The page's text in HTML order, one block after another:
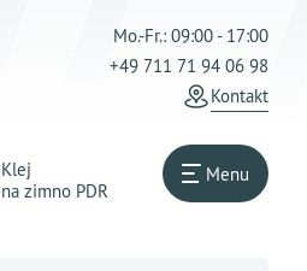
Mo.-Fr.: 09:00 - 17:00
+49 711 71 94 06 98
Kontakt
Klej
na zimno PDR
Menu